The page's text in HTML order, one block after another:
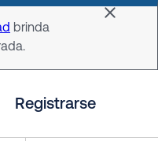
brinda
Dismiss
Registrarse